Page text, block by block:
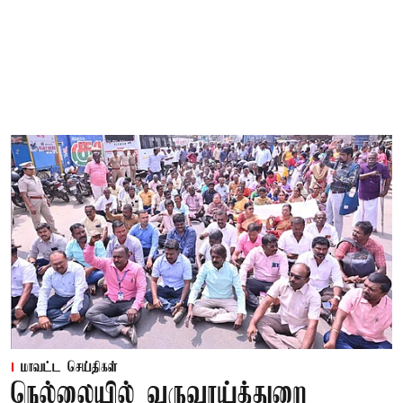
மாவட்ட செய்திகள்
நெல்லையில் வருவாய்த்துறை